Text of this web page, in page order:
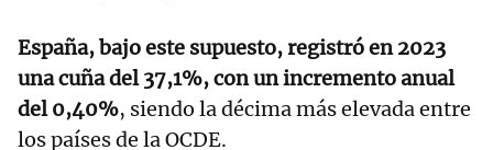
España, bajo este supuesto, registró en 2023
una cuña del 37,1%, con un incremento anual
del 0,40%, siendo la décima más elevada entre
los países de la OCDE.